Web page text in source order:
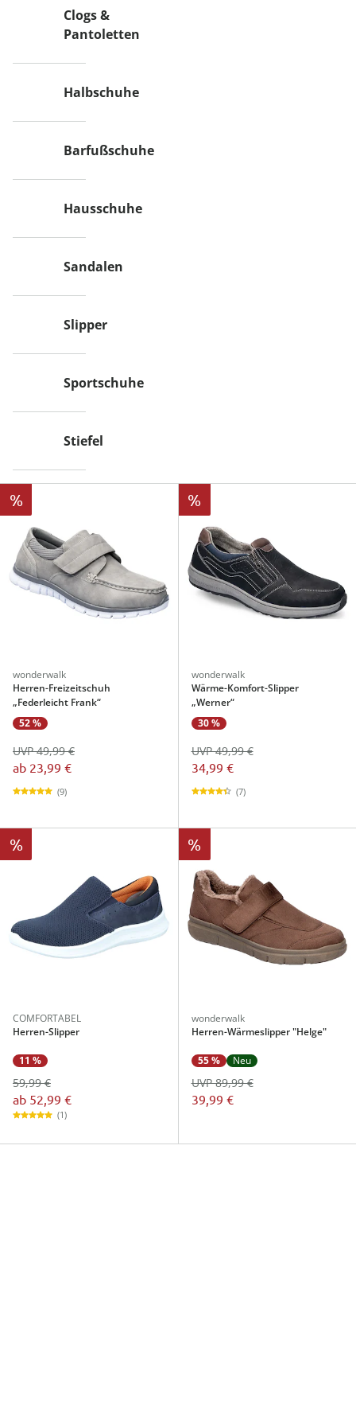
Clogs &
Pantoletten
Halbschuhe
Barfußschuhe
Hausschuhe
Sandalen
Slipper
Sportschuhe
Stiefel
%
wonderwalk
Herren-Freizeitschuh
„Federleicht Frank“
52 %
ab 23,99 €
UVP 49,99 €
(9)
%
wonderwalk
Wärme-Komfort-Slipper
„Werner“
30 %
34,99 €
UVP 49,99 €
(7)
%
COMFORTABEL
Herren-Slipper
11 %
59,99 €
ab 52,99 €
(1)
%
wonderwalk
Herren-Wärmeslipper "Helge"
55 % Neu
39,99 €
UVP 89,99 €